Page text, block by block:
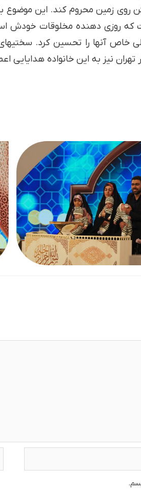
زمین محروم کند. این موضوع
روزی دهنده مخلوقات خودش است.
نیز به این خانواده هدایایی